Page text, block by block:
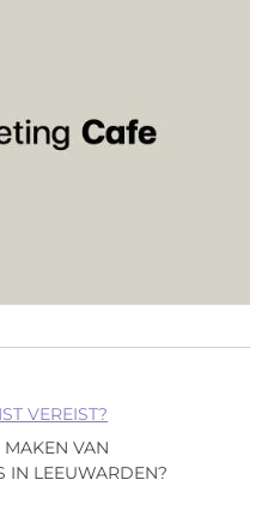
VEREIST?
VAN
IN LEEUWARDEN?